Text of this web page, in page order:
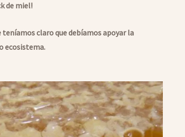
de miel!
claro que debíamos apoyar la
ecosistema.